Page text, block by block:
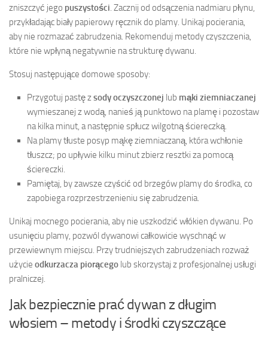
zniszczyć jego puszystości. Zacznij od odsączenia nadmiaru płynu,
przykładając biały papierowy ręcznik do plamy. Unikaj pocierania,
aby nie rozmazać zabrudzenia. Rekomenduj metody czyszczenia,
które nie wpłyną negatywnie na strukturę dywanu.
Stosuj następujące domowe sposoby:
Przygotuj pastę zsody oczyszczonej lub mąki ziemniaczanej
wymieszanej z wodą, nanieś ją punktowo na plamę i pozostaw
na kilka minut, a następnie spłucz wilgotną ściereczką.
Na plamy tłuste posyp mąkę ziemniaczaną, która wchłonie
tłuszcz; po upływie kilku minut zbierz resztki za pomocą
ściereczki.
Pamiętaj, by zawsze czyścić od brzegów plamy do środka, co
zapobiega rozprzestrzenieniu się zabrudzenia.
Unikaj mocnego pocierania, aby nie uszkodzić włókien dywanu. Po
usunięciu plamy, pozwól dywanowi całkowicie wyschnąć w
przewiewnym miejscu. Przy trudniejszych zabrudzeniach rozważ
użycie odkurzacza piorącego lub skorzystaj z profesjonalnej usługi
pralniczej.
Jak bezpiecznie prać dywan z długim
włosiem – metody i środki czyszczące